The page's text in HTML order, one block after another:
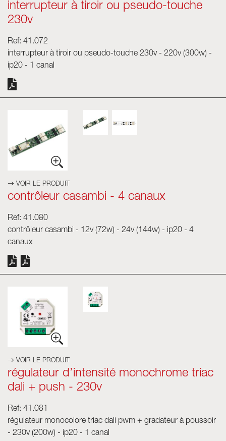
interrupteur à tiroir ou pseudo-touche
230v
Ref: 41.072
interrupteur à tiroir ou pseudo-touche 230v - 220v (300w) -
ip20 - 1 canal
VOIR LE PRODUIT
contrôleur casambi - 4 canaux
Ref: 41.080
contrôleur casambi - 12v (72w) - 24v (144w) - ip20 - 4
canaux
VOIR LE PRODUIT
régulateur d’intensité monochrome triac
dali + push - 230v
Ref: 41.081
régulateur monocolore triac dali pwm + gradateur à poussoir
- 230v (200w) - ip20 - 1 canal